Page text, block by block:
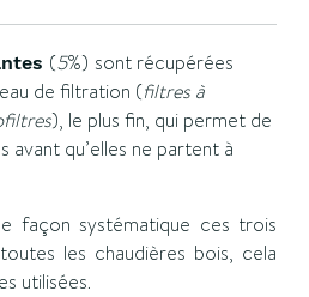
(5%) sont récupérées
de filtration (filtres à
), le plus fin, qui permet de
avant qu’elles ne partent à
façon systématique ces trois
les chaudières bois, cela
utilisées.